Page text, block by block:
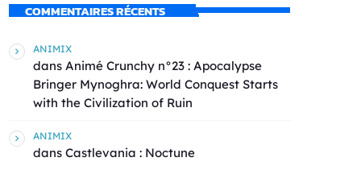
COMMENTAIRES RÉCENTS
ANIMIX
dans Animé Crunchy n°23 : Apocalypse
Bringer Mynoghra: World Conquest Starts
with the Civilization of Ruin
ANIMIX
dans Castlevania : Noctune